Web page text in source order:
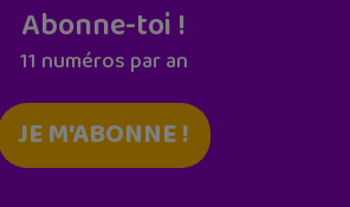
Abonne-toi !
11 numéros par an
JE M'ABONNE !